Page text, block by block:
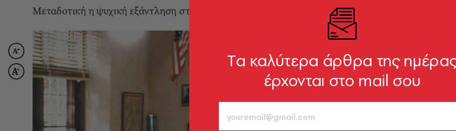
Μεταδοτική η ψυχική εξάντληση στην τάξη, σύμφωνα με έρευνα
Tα καλύτερα άρθρα της
έρχονται στο mail σου